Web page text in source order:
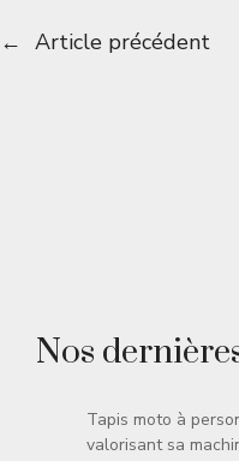
← Article précédent
Nos
Tapis moto à
valorisant sa